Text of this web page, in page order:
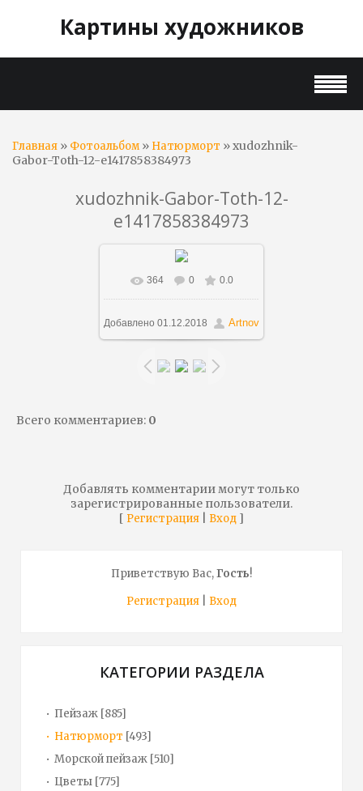
Картины художников
Главная » Фотоальбом» Натюрморт » xudozhnik-
Gabor-Toth-12-e1417858384973
xudozhnik-Gabor-Toth-12-
e1417858384973
В реальном размере
650x866/ 135.6Kb
364 0 0.0
Добавлено 01.12.2018 Artnov
Всего комментариев: 0
Добавлять комментарии могут только
зарегистрированные пользователи.
[ Регистрация Вход ]
Приветствую Вас,Гость!
Регистрация
Вход
КАТЕГОРИИ РАЗДЕЛА
Пейзаж [885]
Натюрморт [493]
Морской пейзаж [510]
Цветы [775]